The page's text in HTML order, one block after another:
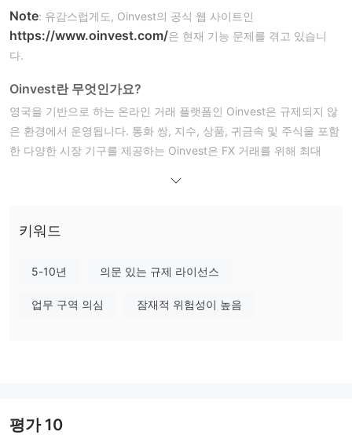
Note: 유감스럽게도, Oinvest의 공식 웹 사이트인
https://www.oinvest.com/은 현재 기능 문제를 겪고 있습니
다.
Oinvest란 무엇인가요?
영국을 기반으로 하는 온라인 거래 플랫폼인 Oinvest은 규제되지 않
은 환경에서 운영됩니다. 통화 쌍, 지수, 상품, 귀금속 및 주식을 포함
한 다양한 시장 기구를 제공하는 Oinvest은 FX 거래를 위해 최대
$250을 요구합니다. 고객 지원은 전화와 이메일을 통해 이용할 수
만약 귀하는 관심이 있다면, 우리는 여러 각도에서 중개인을 철저히
계속 읽으실 것을 초대합니다. 기사의 끝에는 중개인의 주요 특성에
- MT4 지원: OInvest는 광범위하게 사용되는 메타트레이더 4
키워드
5-10년 의문 있는 규제 라이선스
업무 구역 의심 잠재적 위험성이 높음
평가10